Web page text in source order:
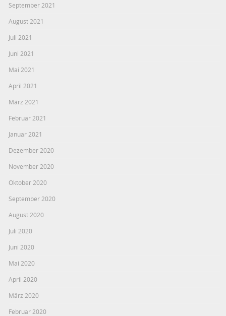
September 2021
August 2021
Juli 2021
Juni 2021
Mai 2021
April 2021
März 2021
Februar 2021
Januar 2021
Dezember 2020
November 2020
Oktober 2020
September 2020
August 2020
Juli 2020
Juni 2020
Mai 2020
April 2020
März 2020
Februar 2020